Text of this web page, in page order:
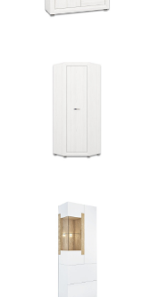
Глубина, см
Цвет корпуса
Назначение